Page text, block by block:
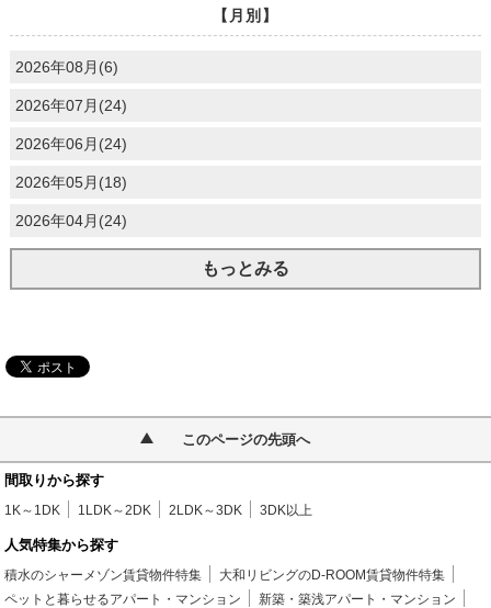
【月別】
2026年08月(6)
2026年07月(24)
2026年06月(24)
2026年05月(18)
2026年04月(24)
もっとみる
このページの先頭へ
間取りから探す
1K～1DK 1LDK～2DK 2LDK～3DK 3DK以上
人気特集から探す
積水のシャーメゾン賃貸物件特集
大和リビングのD-ROOM賃貸物件特集
ペットと暮らせるアパート・マンション
新築・築浅アパート・マンション